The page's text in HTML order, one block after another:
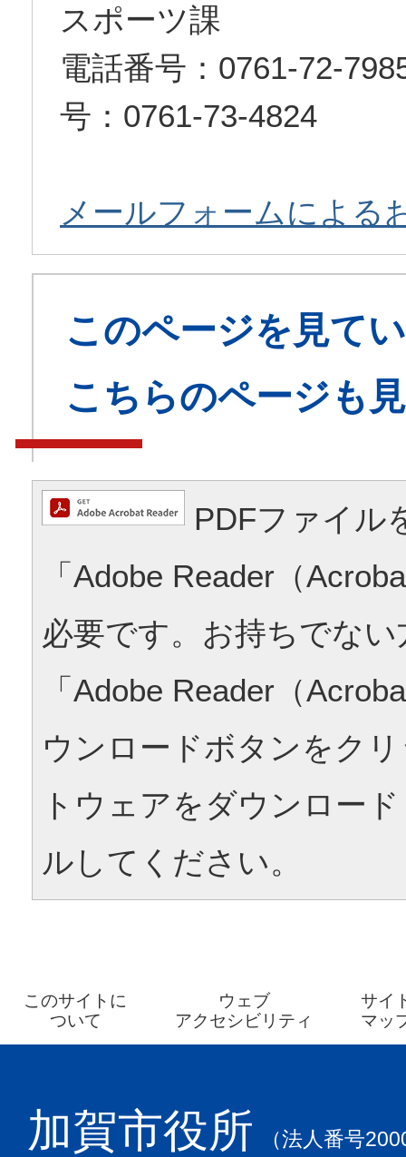
スポーツ課
電話番号：0761-72-
号：0761-73-4824
メールフォームによる
このページを見て
こちらのページも
PDFファイル
「Adobe Reader（
必要です。お持ちでな
「Adobe Reader（
ウンロードボタンをク
トウェアをダウンロー
ルしてください。
このサイトに
ついて
ウェブ
アクセシビリティ
サイ
マッ
加賀市役所 （法人番号